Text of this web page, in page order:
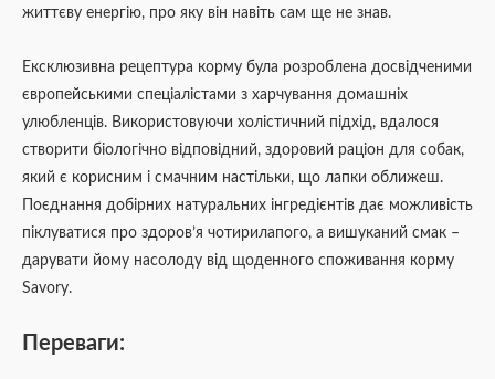
життєву енергію, про яку він навіть сам ще не знав.
Ексклюзивна рецептура корму була розроблена досвідченими
європейськими спеціалістами з харчування домашніх
улюбленців. Використовуючи холістичний підхід, вдалося
створити біологічно відповідний, здоровий раціон для собак,
який є корисним і смачним настільки, що лапки оближеш.
Поєднання добірних натуральних інгредієнтів дає можливість
піклуватися про здоров’я чотирилапого, а вишуканий смак –
дарувати йому насолоду від щоденного споживання корму
Savory.
Переваги: